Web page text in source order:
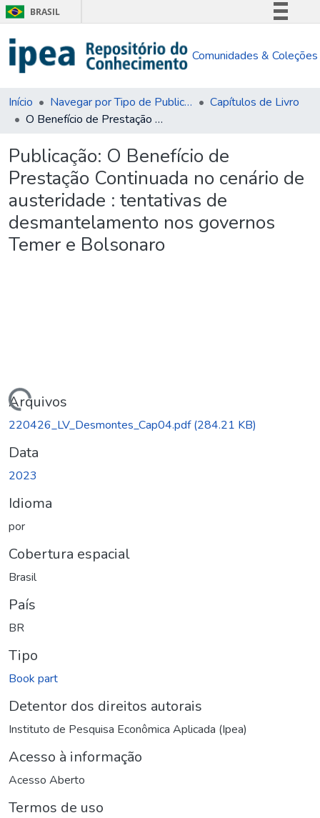
BRASIL
Comunica BR
Acesso à informação
Comunidades & Coleções
Início Navegar por Tipo de Publicação
Capítulos de Livro
O Benefício de Prestação Continuada no cenário de austeridade : tentativas de desmantelamento nos governos Temer e Bolsonaro
Publicação: O Benefício de
Prestação Continuada no cenário de
austeridade : tentativas de
desmantelamento nos governos
Temer e Bolsonaro
Arquivos
220426_LV_Desmontes_Cap04.pdf(284.21 KB)
Data
2023
Idioma
por
Cobertura espacial
Brasil
País
BR
Tipo
Book part
Detentor dos direitos autorais
Instituto de Pesquisa Econômica Aplicada (Ipea)
Acesso à informação
Acesso Aberto
Termos de uso